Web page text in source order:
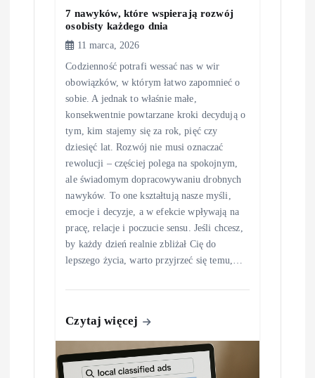
7 nawyków, które wspierają rozwój
osobisty każdego dnia
11 marca, 2026
Codzienność potrafi wessać nas w wir
obowiązków, w którym łatwo zapomnieć o
sobie. A jednak to właśnie małe,
konsekwentnie powtarzane kroki decydują o
tym, kim stajemy się za rok, pięć czy
dziesięć lat. Rozwój nie musi oznaczać
rewolucji – częściej polega na spokojnym,
ale świadomym dopracowywaniu drobnych
nawyków. To one kształtują nasze myśli,
emocje i decyzje, a w efekcie wpływają na
pracę, relacje i poczucie sensu. Jeśli chcesz,
by każdy dzień realnie zbliżał Cię do
lepszego życia, warto przyjrzeć się temu,…
Czytaj więcej